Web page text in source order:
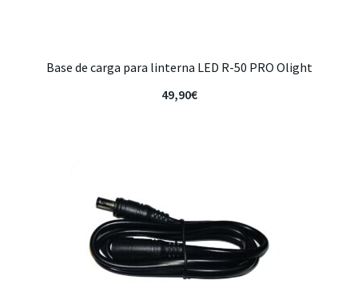
Base de carga para linterna LED R-50 PRO Olight
49,90€